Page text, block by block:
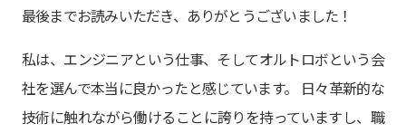
最後までお読みいただき、ありがとうございました！
私は、エンジニアという仕事、そしてオルトロボという会
社を選んで本当に良かったと感じています。 日々革新的な
技術に触れながら働けることに誇りを持っていますし、職